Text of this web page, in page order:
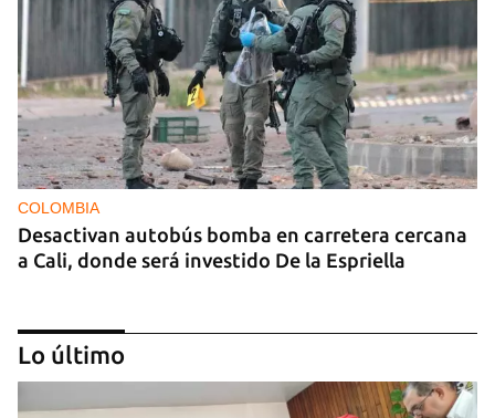
COLOMBIA
Desactivan autobús bomba en carretera cercana
a Cali, donde será investido De la Espriella
Lo último